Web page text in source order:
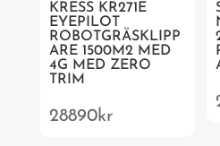
KRESS KR271E
EYEPILOT
ROBOTGRÄSKLIPP
ARE 1500M2 MED
4G MED ZERO
TRIM
28890kr